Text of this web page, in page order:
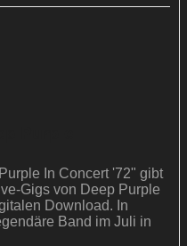
In Concert '72" gibt
Gigs von Deep Purple
Download. In
Band im Juli in